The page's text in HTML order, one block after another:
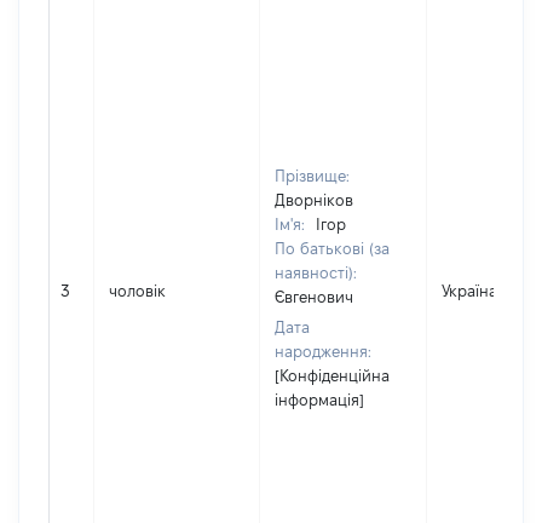
3 чоловік
Прізвище:
Дворніков
Ім'я:
Ігор
По батькові (за
наявності):
Євгенович
Дата
народження:
[Конфіденційна
інформація]
Україна